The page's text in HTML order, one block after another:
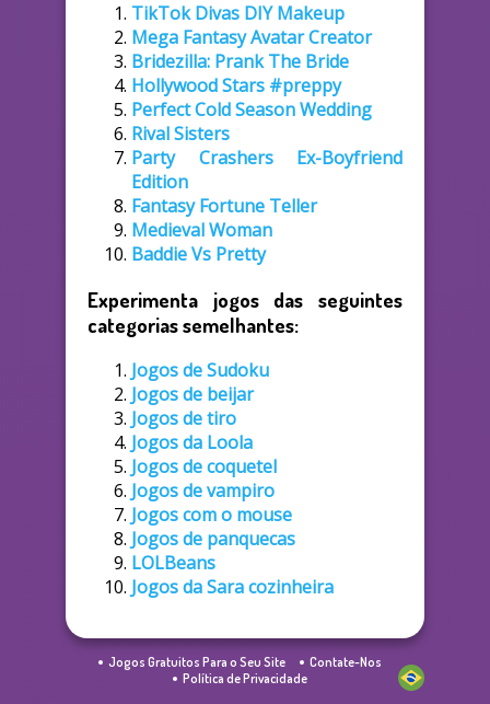
TikTok Divas DIY Makeup
Mega Fantasy Avatar Creator
Bridezilla: Prank The Bride
Hollywood Stars #preppy
Perfect Cold Season Wedding
Rival Sisters
Party Crashers Ex-Boyfriend
Edition
Fantasy Fortune Teller
Medieval Woman
Baddie Vs Pretty
Experimenta jogos das seguintes
categorias semelhantes:
Jogos de Sudoku
Jogos de beijar
Jogos de tiro
Jogos da Loola
Jogos de coquetel
Jogos de vampiro
Jogos com o mouse
Jogos de panquecas
LOLBeans
Jogos da Sara cozinheira
Jogos Gratuitos Para o Seu Site
Contate-Nos
Política de Privacidade